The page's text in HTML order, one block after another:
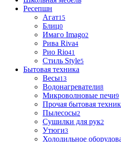
Ресепшн
Агат15
Блиц0
Имаго Imago2
Рива Riva4
Рио Rio41
Стиль Style5
Бытовая техника
Весы13
Водонагреватели8
Микроволновые печи9
Прочая бытовая
Пылесосы2
Сушилки для рук2
Утюги3
Холодильное